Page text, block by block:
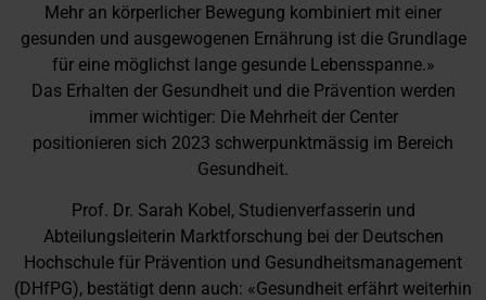
Mehr an körperlicher Bewegung kombiniert mit einer
gesunden und ausgewogenen Ernährung ist die Grundlage
für eine möglichst lange gesunde Lebensspanne.»
Das Erhalten der Gesundheit und die Prävention werden
immer wichtiger: Die Mehrheit der Center
positionieren sich 2023 schwerpunktmässig im Bereich
Gesundheit.
Prof. Dr. Sarah Kobel, Studienverfasserin und
Abteilungsleiterin Marktforschung bei der Deutschen
Hochschule für Prävention und Gesundheitsmanagement
(DHfPG), bestätigt denn auch: «Gesundheit erfährt weiterhin